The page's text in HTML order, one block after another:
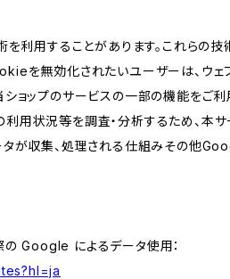
利用することがあります。これらの
を無効化されたいユーザーは、ウ
ョップのサービスの一部の機能をご
の利用状況等を調査・分析するため
が収集、処理される仕組みその他
Google によるデータ使用：